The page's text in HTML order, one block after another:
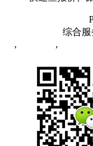
综合
, ,